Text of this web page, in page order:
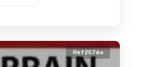
Ref2576a